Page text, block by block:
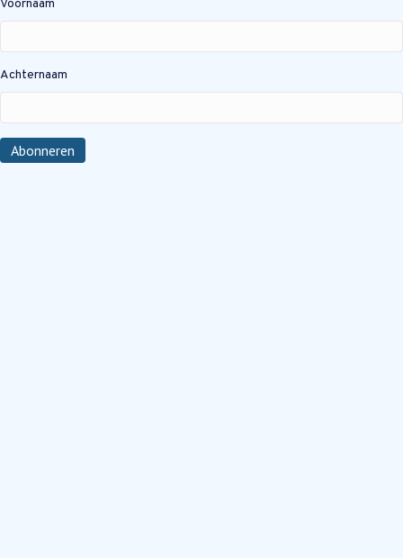
Voornaam
Achternaam
Abonneren